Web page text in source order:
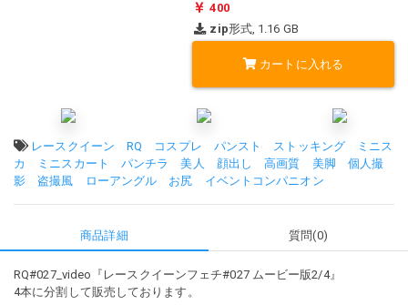
400
zip形式, 1.16 GB
カートに入れる
タグ:
レースクイーン RQ コスプレ パンスト ストッキング
ミニス
カ
ミニスカート パンチラ 美人 顔出し 高画質 美脚
個人撮
影
盗撮風 ローアングル お尻 イベントコンパニオン
商品詳細 質問(0)
RQ#027_video『レースクイーンフェチ#027 ムービー版2/4』
4本に分割して販売しております。